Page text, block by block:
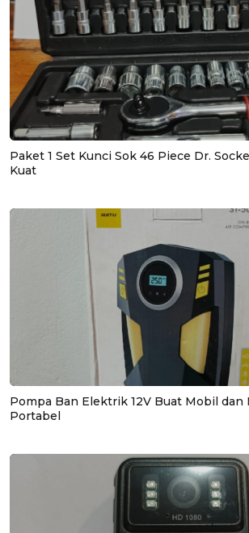
Paket 1 Set Kunci Sok 46 Piece Dr.
Kuat
Pompa Ban Elektrik 12V Buat Mobil dan
Portabel